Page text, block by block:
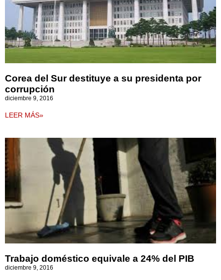
Corea del Sur destituye a su presidenta por
corrupción
diciembre 9, 2016
LEER MÁS»
Trabajo doméstico equivale a 24% del PIB
diciembre 9, 2016